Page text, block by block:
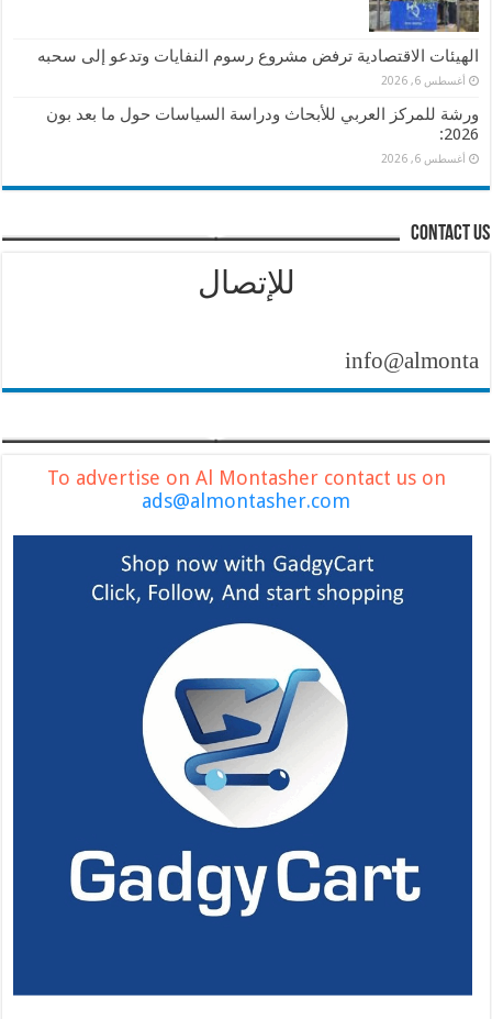
الهيئات الاقتصادية ترفض مشروع رسوم النفايات وتدعو إلى سحبه
أغسطس 6, 2026
ورشة للمركز العربي للأبحاث ودراسة السياسات حول ما بعد بون
2026:
أغسطس 6, 2026
contact us
للإتصال
To advertise on Al Montasher contact us on
ads@almontasher.com